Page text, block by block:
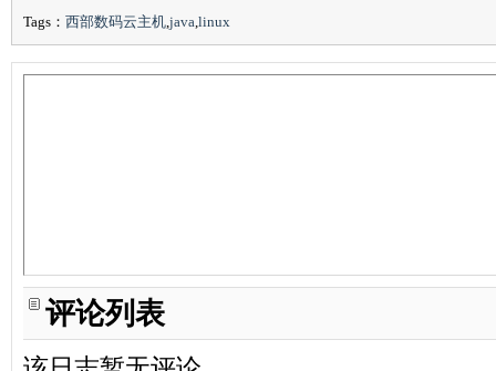
Tags： 西部数码云主机,java,linux
评论列表